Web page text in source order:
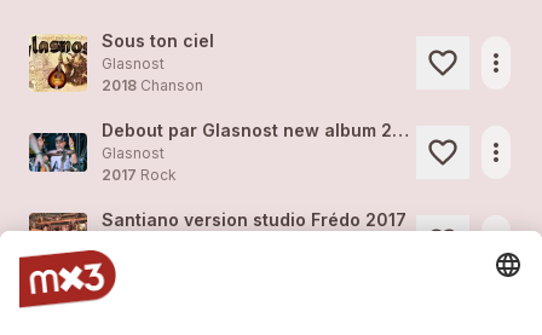
Sous ton ciel
Glasnost
2018 Chanson
more_horiz
Debout par Glasnost new album 2018
Glasnost
2017 Rock
more_horiz
Santiano version studio Frédo 2017
2017